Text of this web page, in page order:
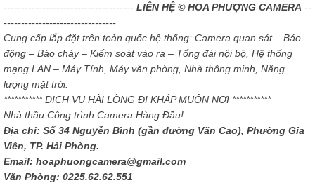
------------------------------------- LIÊN HỆ © HOA PHƯỢNG CAMERA --
--------------------------------
Cung cấp lắp đặt trên toàn quốc hệ thống: Camera quan sát – Báo
động – Báo cháy – Kiểm soát vào ra – Tổng đài nội bộ, Hệ thống
mạng LAN – Máy Tính, Máy văn phòng, Nhà thông minh, Năng
lượng mặt trời.
*********** DỊCH VỤ HÀI LÒNG ĐI KHẮP MUÔN NƠI ***********
Nhà thầu Công trình Camera Hàng Đầu!
Địa chỉ: Số 34 Nguyễn Bình (gần đường Văn Cao), Phường Gia
Viên, TP. Hải Phòng.
Email: hoaphuongcamera@gmail.com
Văn Phòng: 0225.62.62.551